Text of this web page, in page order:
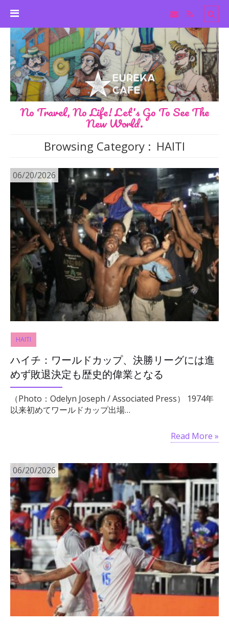
No Travel, No Life! Let's Go To See The
New World.
Browsing Category : HAITI
06/20/2026
HAITI
ハイチ：ワールドカップ、決勝リーグには進
めず敗退決定も歴史的偉業となる
（Photo：Odelyn Joseph / Associated Press） 1974年
以来初めてワールドカップ出場…
Read More »
06/20/2026